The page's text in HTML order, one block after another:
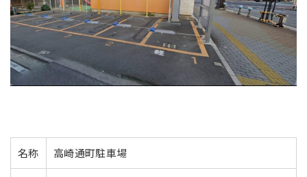
名称 高崎通町駐車場